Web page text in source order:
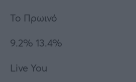
Το Πρωινό
9.2% 13.4%
Live You